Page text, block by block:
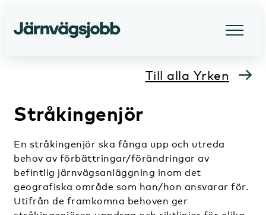
Till alla Yrken
Stråkingenjör
En stråkingenjör ska fånga upp och utreda
behov av förbättringar/förändringar av
befintlig järnvägsanläggning inom det
geografiska område som han/hon ansvarar för.
Utifrån de framkomna behoven ger